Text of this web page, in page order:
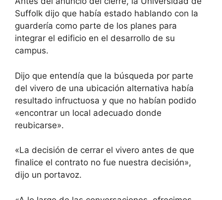
Suffolk dijo que había estado hablando con la
guardería como parte de los planes para
integrar el edificio en el desarrollo de su
campus.
Dijo que entendía que la búsqueda por parte
del vivero de una ubicación alternativa había
resultado infructuosa y que no habían podido
«encontrar un local adecuado donde
reubicarse».
«La decisión de cerrar el vivero antes de que
finalice el contrato no fue nuestra decisión»,
dijo un portavoz.